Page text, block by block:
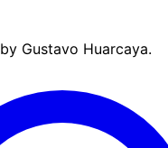
Gustavo Huarcaya.